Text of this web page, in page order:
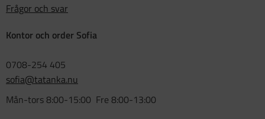
Frågor och svar
Kontor och order Sofia
0708-254 405
sofia@tatanka.nu
Mån-tors 8:00-15:00 Fre 8:00-13:00